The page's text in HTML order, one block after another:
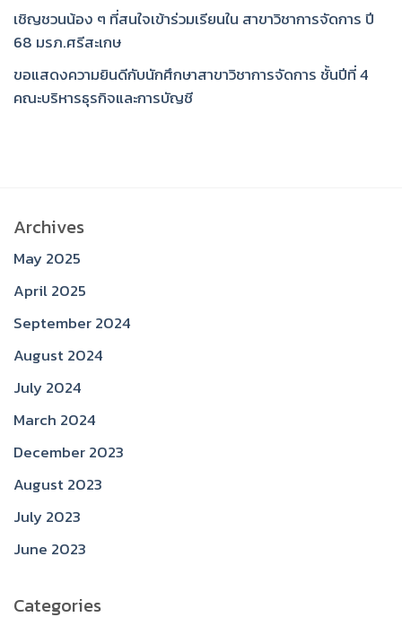
เชิญชวนน้อง ๆ ที่สนใจเข้าร่วมเรียนใน สาขาวิชาการจัดการ ปี
68 มรภ.ศรีสะเกษ
ขอแสดงความยินดีกับนักศึกษาสาขาวิชาการจัดการ ชั้นปีที่ 4
คณะบริหารธุรกิจและการบัญชี
Archives
May 2025
April 2025
September 2024
August 2024
July 2024
March 2024
December 2023
August 2023
July 2023
June 2023
Categories